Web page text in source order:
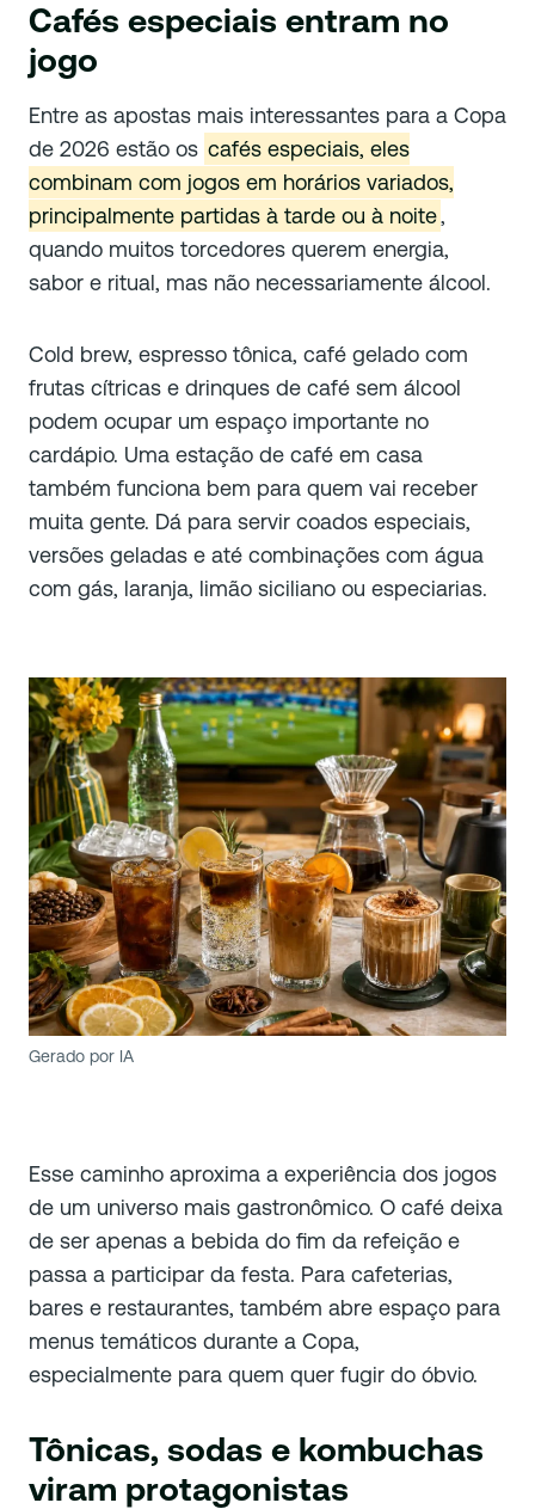
Cafés especiais entram no
jogo
Entre as apostas mais interessantes para a Copa
de 2026 estão os cafés especiais, eles
combinam com jogos em horários variados,
principalmente partidas à tarde ou à noite,
quando muitos torcedores querem energia,
sabor e ritual, mas não necessariamente álcool.
Cold brew, espresso tônica, café gelado com
frutas cítricas e drinques de café sem álcool
podem ocupar um espaço importante no
cardápio. Uma estação de café em casa
também funciona bem para quem vai receber
muita gente. Dá para servir coados especiais,
versões geladas e até combinações com água
com gás, laranja, limão siciliano ou especiarias.
Gerado por IA
Esse caminho aproxima a experiência dos jogos
de um universo mais gastronômico. O café deixa
de ser apenas a bebida do fim da refeição e
passa a participar da festa. Para cafeterias,
bares e restaurantes, também abre espaço para
menus temáticos durante a Copa,
especialmente para quem quer fugir do óbvio.
Tônicas, sodas e kombuchas
viram protagonistas